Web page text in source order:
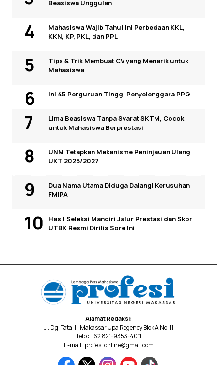
Beasiswa Unggulan
Mahasiswa Wajib Tahu! Ini Perbedaan KKL,
KKN, KP, PKL, dan PPL
Tips & Trik Membuat CV yang Menarik untuk
Mahasiswa
Ini 45 Perguruan Tinggi Penyelenggara PPG
Lima Beasiswa Tanpa Syarat SKTM, Cocok
untuk Mahasiswa Berprestasi
UNM Tetapkan Mekanisme Peninjauan Ulang
UKT 2026/2027
Dua Nama Utama Diduga Dalangi Kerusuhan
FMIPA
Hasil Seleksi Mandiri Jalur Prestasi dan Skor
UTBK Resmi Dirilis Sore Ini
Alamat Redaksi:
Jl. Dg. Tata III, Makassar Upa Regency Blok A No. 11
Telp : +62 821-9353-4011
E-mail : profesi.online@gmail.com